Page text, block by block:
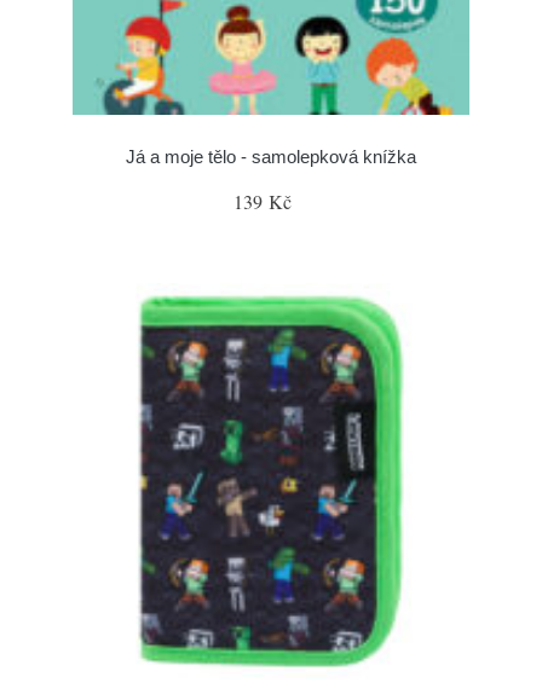
Já a moje tělo - samolepková knížka
139 Kč